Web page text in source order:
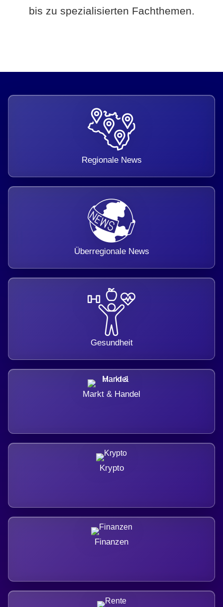
bis zu spezialisierten Fachthemen.
Regionale News
Überregionale News
Gesundheit
Markt & Handel
Krypto
Finanzen